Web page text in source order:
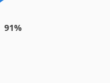
91%